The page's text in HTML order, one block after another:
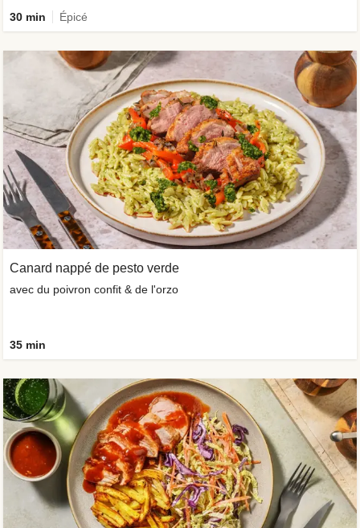
30 min Épicé
Canard nappé de pesto verde
avec du poivron confit & de l'orzo
35 min